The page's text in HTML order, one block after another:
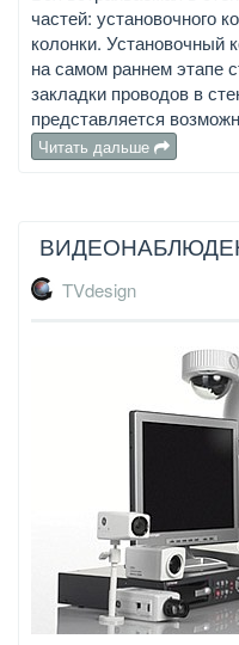
частей: установочного
колонки. Установочный
на самом раннем этапе
закладки проводов в
представляется
Читать дальше
TVdesign